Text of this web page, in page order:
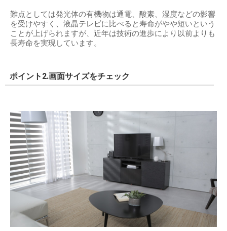
難点としては発光体の有機物は通電、酸素、湿度などの影響
を受けやすく、液晶テレビに比べると寿命がやや短いという
ことが上げられますが、近年は技術の進歩により以前よりも
長寿命を実現しています。
ポイント2.画面サイズをチェック